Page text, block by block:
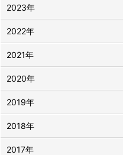
2023年
2022年
2021年
2020年
2019年
2018年
2017年